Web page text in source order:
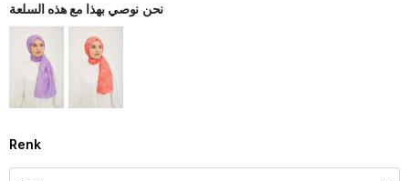
نحن نوصي بهذا مع هذه السلعة
Renk